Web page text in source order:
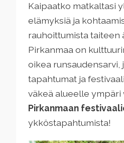
Kaipaatko matkaltasi
elämyksiä ja
rauhoittumista taiteen
Pirkanmaa on
oikea runsaudensarvi,
tapahtumat ja
väkeä alueelle ympäri
Pirkanmaan
ykköstapahtumista!